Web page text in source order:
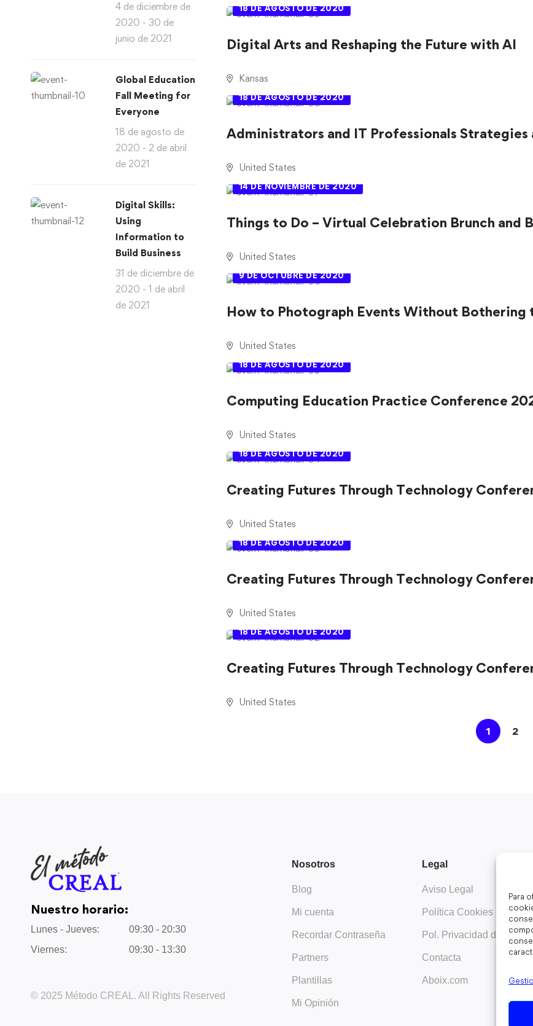
Para
4 de diciembre de
2020 - 30 de
junio de 2021
Global Education
Fall Meeting for
Everyone
18 de agosto de
2020 - 2 de abril
de 2021
Digital Skills:
Using
Information to
Build Business
31 de diciembre de
2020 - 1 de abril
de 2021
18 DE AGOSTO DE 2020
Digital Arts and Reshaping the Future with AI
Kansas
18 DE AGOSTO DE 2020
Administrators and IT Professionals Strategies
United States
14 DE NOVIEMBRE DE 2020
Things to Do – Virtual Celebration Brunch and
United States
9 DE OCTUBRE DE 2020
How to Photograph Events Without Bothering
United States
18 DE AGOSTO DE 2020
Computing Education Practice Conference
United States
18 DE AGOSTO DE 2020
Creating Futures Through Technology
United States
18 DE AGOSTO DE 2020
Creating Futures Through Technology
United States
18 DE AGOSTO DE 2020
Creating Futures Through Technology
United States
1 2
Nuestro horario:
Lunes - Jueves:
09:30 - 20:30
Viernes:
09:30 - 13:30
© 2025 Método CREAL. All Rights Reserved
Nosotros
Blog
Mi cuenta
Recordar Contraseña
Partners
Plantillas
Mi Opinión
Legal
Aviso Legal
Política Cookies
Pol. Privacidad datos
Contacta
Aboix.com